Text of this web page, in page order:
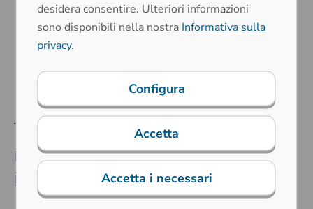
Trackball in acciaio inossidabile
Trackball come alternativa al
mouse per applicazioni
industriali
desidera consentire. Ulteriori informazioni
sono disponibili nella nostra Informativa sulla
privacy.
Configura
Accetta
Accetta i necessari